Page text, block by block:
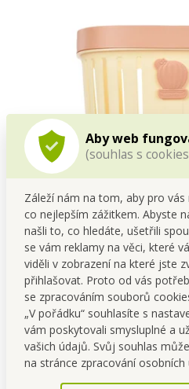
Aby web
(souhlas s
Záleží nám na tom, aby pro vás
co nejlepším zážitkem. Abyste
našli to, co hledáte, ušetřili
se vám reklamy na věci, které
viděli v zobrazení na které jste
přihlašovat. Proto od vás
se zpracováním souborů
„V pořádku“ souhlasíte s
vám poskytovali smysluplné a
vašich údajů. Svůj souhlas
na stránce zpracování osobních
Perforovaný odpadkový koš
rámečkem z pevného plastu.
Rozměry: š 26 x h 24,5 x v 29